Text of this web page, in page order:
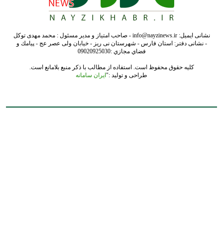
نشانی ایمیل: info@nayzinews.ir - صاحب امتیاز و مدیر مسئول : محمد مهدی توکل
- نشانی دفتر: استان فارس - شهرستان نی ریز - خیابان ولی عصر عج - پيامك و
فضاي مجازي :09020925030
کلیه حقوق محفوظ است. استفاده از مطالب با ذکر منبع بلامانع است.
طراحی و تولید :"ایران سامانه